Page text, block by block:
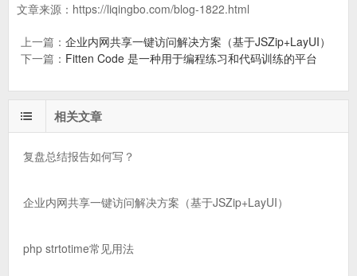
文章来源： https://liqingbo.com/blog-1822.html
上一篇： 企业内网共享一键访问解决方案（基于JSZip+LayUI）
下一篇： Fitten Code 是一种用于编程练习和代码训练的平台
相关文章
复盘总结报告如何写？
企业内网共享一键访问解决方案（基于JSZip+LayUI）
php strtotime常见用法